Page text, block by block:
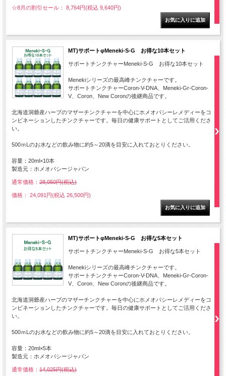
☆8月の割引セール： 8,764円(税込 9,640円)
MT)サポートφMeneki-S-G お得な10本セット
サポートチンクチャーMeneki-S-G お得な10本セット
Menekiシリーズの最高峰チンクチャーです。
サポートチンクチャーCoron-V-DNA、Meneki-Gr-Coron-
V、Coron、New Coronの後継商品です。
北海道洞爺産ハーブのマザーチンクチャーを中心にホメオパシーレメディーをコ
ンビネーションしたチンクチャーです。毎日の健康サポートとしてご活用くださ
い。
500ｍLのお水などの飲み物に約5～20滴を目安に入れておとりください。
容量：20ml×10本
製造元：ホメオパシージャパン
通常価格： 28,050円(税込)
価格： 24,091円(税込 26,500円)
MT)サポートφMeneki-S-G お得な5本セット
サポートチンクチャーMeneki-S-G お得な5本セット
Menekiシリーズの最高峰チンクチャーです。
サポートチンクチャーCoron-V-DNA、Meneki-Gr-Coron-
V、Coron、New Coronの後継商品です。
北海道洞爺産ハーブのマザーチンクチャーを中心にホメオパシーレメディーをコ
ンビネーションしたチンクチャーです。毎日の健康サポートとしてご活用くださ
い。
500ｍLのお水などの飲み物に約5～20滴を目安に入れておとりください。
容量：20ml×5本
製造元：ホメオパシージャパン
通常価格： 14,025円(税込)